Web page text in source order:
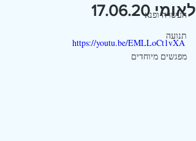
העשרה ופנאי
תנועה
מפגשים מיוחדים
לאומי 17.06.20
https://youtu.be/EMLLoCt1vXA